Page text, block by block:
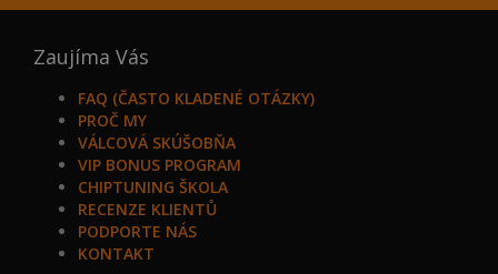
Zaujíma Vás
FAQ (ČASTO KLADENÉ OTÁZKY)
PROČ MY
VÁLCOVÁ SKÚŠOBŇA
VIP BONUS PROGRAM
CHIPTUNING ŠKOLA
RECENZE KLIENTŮ
PODPORTE NÁS
KONTAKT